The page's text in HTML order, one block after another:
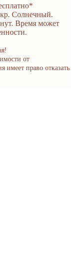
Солнечный.
Время может
от
имеет право отказать